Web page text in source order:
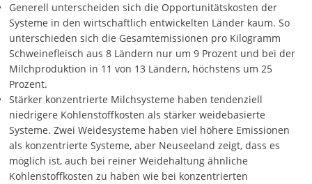
Generell unterscheiden sich die Opportunitätskosten der
Systeme in den wirtschaftlich entwickelten Länder kaum. So
unterschieden sich die Gesamtemissionen pro Kilogramm
Schweinefleisch aus 8 Ländern nur um 9 Prozent und bei der
Milchproduktion in 11 von 13 Ländern, höchstens um 25
Prozent.
Stärker konzentrierte Milchsysteme haben tendenziell
niedrigere Kohlenstoffkosten als stärker weidebasierte
Systeme. Zwei Weidesysteme haben viel höhere Emissionen
als konzentrierte Systeme, aber Neuseeland zeigt, dass es
möglich ist, auch bei reiner Weidehaltung ähnliche
Kohlenstoffkosten zu haben wie bei konzentrierten